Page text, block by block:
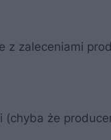
z zaleceniami
że